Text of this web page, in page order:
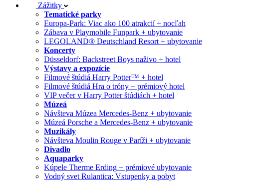
Zážitky
Tematické parky
Europa-Park: Viac ako 100 atrakcií + nocľah
Zábava v Playmobile Funpark + ubytovanie
LEGOLAND® Deutschland Resort + ubytovanie
Koncerty
Düsseldorf: Backstreet Boys naživo + hotel
Výstavy a expozície
Filmové štúdiá Harry Potter™ + hotel
Filmové štúdiá Hra o tróny + prémiový hotel
VIP večer v Harry Potter štúdiách + hotel
Múzeá
Návšteva Múzea Mercedes-Benz + ubytovanie
Múzeá Porsche a Mercedes-Benz + ubytovanie
Muzikály
Návšteva Moulin Rouge v Paríži + ubytovanie
Divadlo
Aquaparky
Kúpele Therme Erding + prémiové ubytovanie
Vodný svet Rulantica: Vstupenky a pobyt